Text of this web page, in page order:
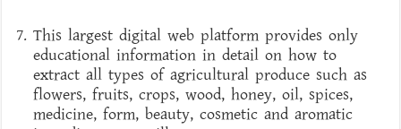
This largest digital web platform provides only
educational information in detail on how to
extract all types of agricultural produce such as
flowers, fruits, crops, wood, honey, oil, spices,
medicine, form, beauty, cosmetic and aromatic